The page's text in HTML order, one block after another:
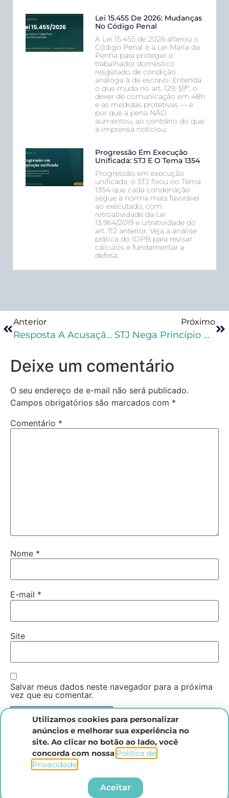
Lei 15.455 De 2026: Mudanças
No Código Penal
A Lei 15.455 de 2026 alterou o
Código Penal e a Lei Maria da
Penha para proteger o
trabalhador doméstico
resgatado de condição
análoga à de escravo. Entenda
o que muda no art. 129, §9º, o
dever de comunicação em 48h
e as medidas protetivas — e
por que a pena NÃO
aumentou, ao contrário do que
a imprensa noticiou.
Progressão Em Execução
Unificada: STJ E O Tema 1354
Progressão em execução
unificada: o STJ fixou no Tema
1354 que cada condenação
segue a norma mais favorável
ao executado, com
retroatividade da Lei
13.964/2019 e ultratividade do
art. 112 anterior. Veja a análise
prática do IDPB para revisar
cálculos e fundamentar a
defesa.
Anterior
Resposta A Acusação: O Que Preciso Saber?
Próximo
STJ Nega Princípio Da Insignificância Em Porte De Munição Sem Arma
Deixe um comentário
O seu endereço de e-mail não será publicado.
Campos obrigatórios são marcados com *
Comentário *
Nome *
E-mail *
Site
Salvar meus dados neste navegador para a próxima
vez que eu comentar.
Instituto Direito Penal Brasileiro
Todos os direitos reservados
Utilizamos cookies para personalizar
anúncios e melhorar sua experiência no
site. Ao clicar no botão ao lado, você
concorda com nossa Política de
Privacidade.​
Aceitar